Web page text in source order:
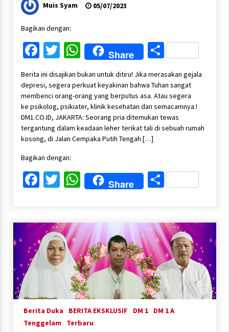
Muis Syam 05/07/2023
Bagikan dengan:
Facebook
Twitter
WhatsApp
Share Share
Berita ini disajikan bukan untuk ditiru! Jika merasakan gejala
depresi, segera perkuat keyakinan bahwa Tuhan sangat
membenci orang-orang yang berputus asa. Atau segera
ke psikolog, psikiater, klinik kesehatan dan semacamnya.!
DM1.CO.ID, JAKARTA: Seorang pria ditemukan tewas
tergantung dalam keadaan leher terikat tali di sebuah rumah
kosong, di Jalan Cempaka Putih Tengah […]
Bagikan dengan:
Facebook
Twitter
WhatsApp
Share Share
Berita Duka BERITA EKSKLUSIF DM 1
DM 1 A
Tenggelam
Terbaru